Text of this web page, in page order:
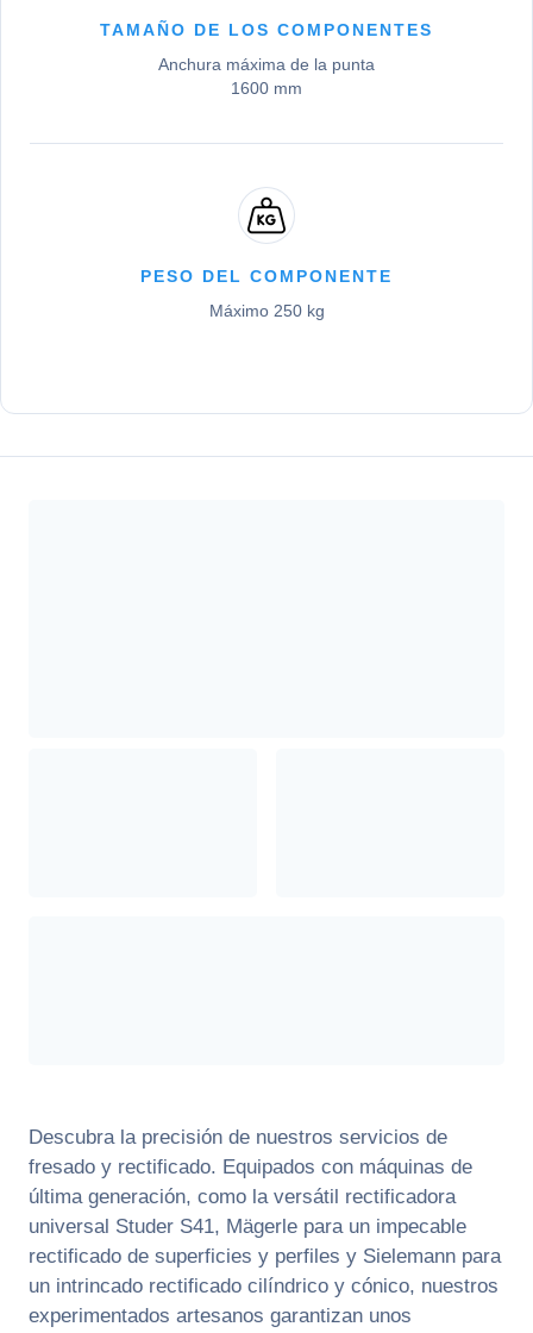
TAMAÑO DE LOS COMPONENTES
Anchura máxima de la punta
1600 mm
PESO DEL COMPONENTE
Máximo 250 kg
Descubra la precisión de nuestros servicios de
fresado y rectificado. Equipados con máquinas de
última generación, como la versátil rectificadora
universal Studer S41, Mägerle para un impecable
rectificado de superficies y perfiles y Sielemann para
un intrincado rectificado cilíndrico y cónico, nuestros
experimentados artesanos garantizan unos